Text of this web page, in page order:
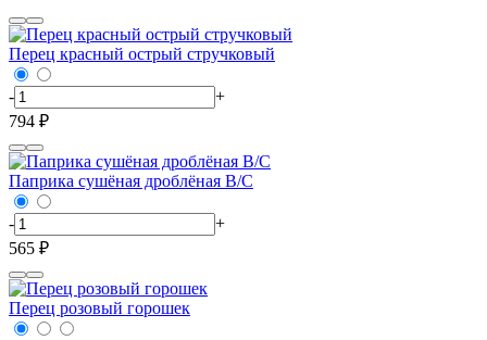
Перец красный острый стручковый
-
+
794 ₽
Паприка сушёная дроблёная В/С
-
+
565 ₽
Перец розовый горошек